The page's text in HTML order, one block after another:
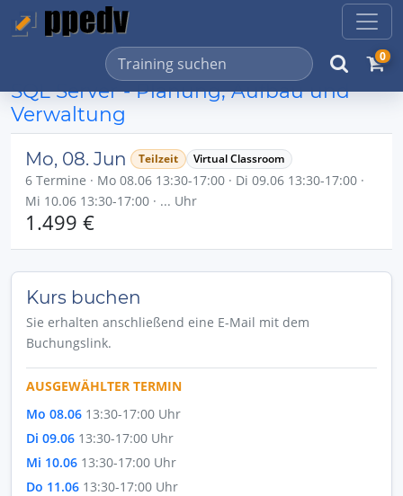
0
SQL Server - Planung, Aufbau und
Verwaltung
Mo, 08. Jun Teilzeit Virtual Classroom
6 Termine · Mo 08.06 13:30-17:00 · Di 09.06 13:30-17:00 ·
Mi 10.06 13:30-17:00 · ... Uhr
1.499 €
Kurs buchen
Sie erhalten anschließend eine E-Mail mit dem
Buchungslink.
AUSGEWÄHLTER TERMIN
Mo 08.06 13:30-17:00 Uhr
Di 09.06 13:30-17:00 Uhr
Mi 10.06 13:30-17:00 Uhr
Do 11.06 13:30-17:00 Uhr